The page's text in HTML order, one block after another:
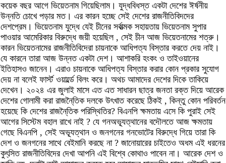
কয়েক বছর আগে ভিয়েতনাম গিয়েছিলাম। যুদ্ধবিধস্ত একটা দেশের ঈর্ষনীয়
উন্নতি চোখে পড়ার মত। এর কারন হচ্ছে সেই দেশের রাজনীতিবিদদের
দেশপ্রেম। ভিয়েতনাম যুদ্ধে যেই চীনের সর্বাত্মক সহায়তায় ভিয়েতনাম সুপার
পাওয়ার আমেরিকার বিরুদ্ধে জয়ী হয়েছিল , সেই চীন আজ ভিয়েতনামের শত্রু।
কারন ভিয়েতনামের রাজনীতিবিদেরা চায়নাকে আধিপত্য বিস্তার করতে দেয় নাই।
যে কারনে তারা আজ উন্নত একটা দেশ। আশাকরি হংকং ও তাইওয়ানের
ইতিহাসও জানেন। এরাও চায়নাকে আধিপত্য বিস্তার করার কোন প্রকার সুযোগ
দেয় না বলেই ফার্স্ট ওয়ার্ল্ডে বিলং করে। অথচ আমাদের দেশের দিকে তাকিয়ে
দেখেন। ২০২৪ এর জুলাই মাসে এত এত সাধারন ছাত্র জনতা রক্ত দিয়ে আরেক
দেশের গোলামী করা রাজনৈ্তিক দলকে উৎখাত করেছে ঠিকই , কিন্তু কোন পরিবর্তন
হয়েছে কি দেশের রাজনৈ্তিক পরিস্থিতির? বিএনপি ক্ষমতায় এসে কি পুরাই সেই
আগের সিস্টেম বহাল রাখে নাই ? যে গনঅভ্যূত্থানের বদৌলতে আজ ক্ষমতায়
গেছে বিএনপি , সেই অভ্যূত্থান ও জনগনের গনভোটের বিরুদ্ধে গিয়ে তারা কি
দেশ ও জনগনের সাথে বেইমানি করছে না ? জানোয়ারের চাইতেও অধম এই ধরনের
কুৎ্সিত রাজনীতিবিদের দেখা আপনি এই বিশ্বে কোথাও পাবেন না। আরেক দেশ ও